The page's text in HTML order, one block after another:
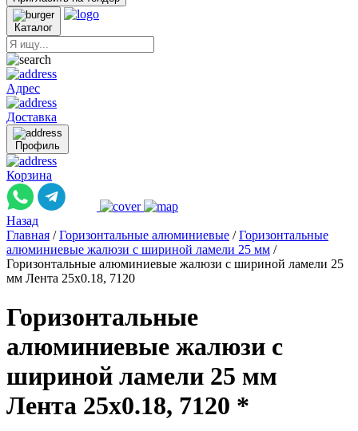
Каталог
Адрес
Доставка
Профиль
Корзина
Назад
Главная / Горизонтальные алюминиевые / Горизонтальные
алюминиевые жалюзи с шириной ламели 25 мм /
Горизонтальные алюминиевые жалюзи с шириной ламели 25
мм Лента 25x0.18, 7120
Горизонтальные
алюминиевые жалюзи с
шириной ламели 25 мм
Лента 25x0.18, 7120 *